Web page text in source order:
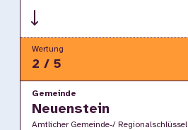
Wertung
2 / 5
Gemeinde
Neuenstein
Amtlicher Gemeinde-/ Regionalschlüssel